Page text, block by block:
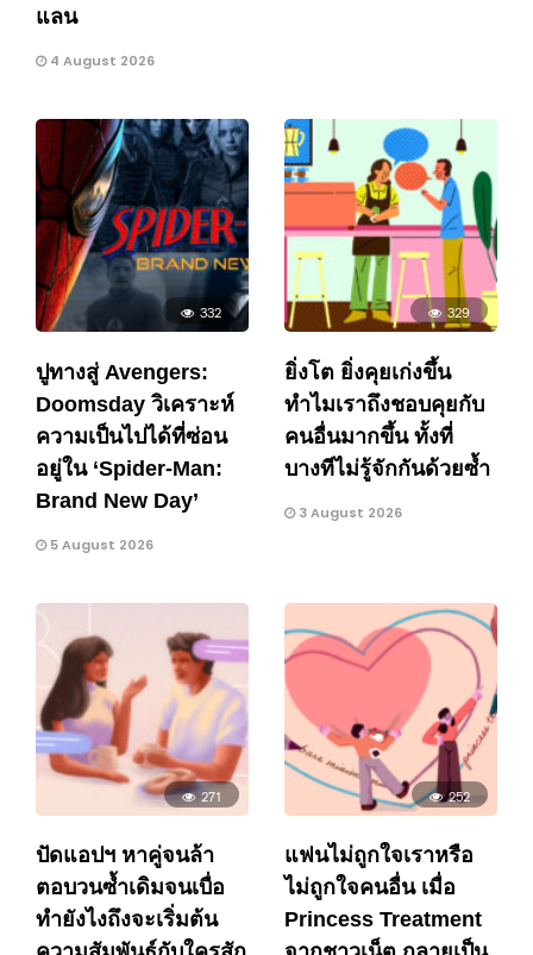
แลน
4 August 2026
332
ปูทางสู่ Avengers:
Doomsday วิเคราะห์
ความเป็นไปได้ที่ซ่อน
อยู่ใน ‘Spider-Man:
Brand New Day’
5 August 2026
329
ยิ่งโต ยิ่งคุยเก่งขึ้น
ทำไมเราถึงชอบคุยกับ
คนอื่นมากขึ้น ทั้งที่
บางทีไม่รู้จักกันด้วยซ้ำ
3 August 2026
271
ปัดแอปฯ หาคู่จนล้า
ตอบวนซ้ำเดิมจนเบื่อ
ทำยังไงถึงจะเริ่มต้น
252
แฟนไม่ถูกใจเราหรือ
ไม่ถูกใจคนอื่น เมื่อ
Princess Treatment